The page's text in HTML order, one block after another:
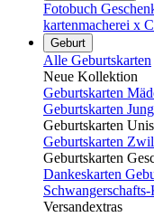
Fotobuch
kartenmacherei x
Geburt
Alle Geburtskarten
Neue Kollektion
Geburtskarten
Geburtskarten
Geburtskarten
Geburtskarten
Geburtskarten
Dankeskarten
Versandextras